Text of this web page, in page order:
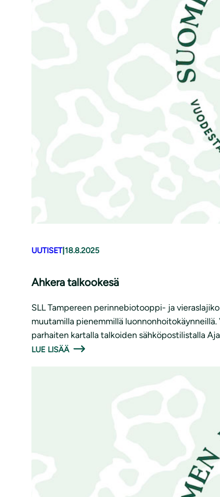
UUTISET| 18.8.2025
Ahkera talkookesä
SLL Tampereen perinnebiotooppi- ja
muutamilla pienemmillä
parhaiten kartalla talkoiden sähköpostilistalla
LUE LISÄÄ